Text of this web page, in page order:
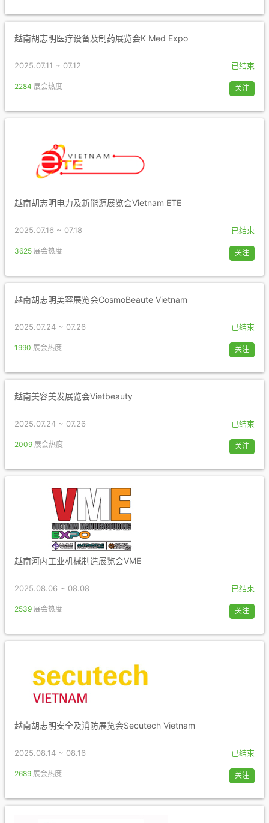
越南胡志明医疗设备及制药展览会K Med Expo
2025.07.11 ~ 07.12 已结束
2284 展会热度 关注
越南胡志明电力及新能源展览会Vietnam ETE
2025.07.16 ~ 07.18 已结束
3625 展会热度 关注
越南胡志明美容展览会CosmoBeaute Vietnam
2025.07.24 ~ 07.26 已结束
1990 展会热度 关注
越南美容美发展览会Vietbeauty
2025.07.24 ~ 07.26 已结束
2009 展会热度 关注
越南河内工业机械制造展览会VME
2025.08.06 ~ 08.08 已结束
2539 展会热度 关注
越南胡志明安全及消防展览会Secutech Vietnam
2025.08.14 ~ 08.16 已结束
2689 展会热度 关注